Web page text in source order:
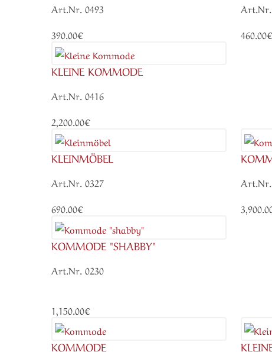
Art.Nr. 0493
390.00€
Art.Nr.
460.00€
KLEINE KOMMODE
Art.Nr. 0416
2,200.00€
KLEINMÖBEL
Art.Nr. 0327
690.00€
Art.Nr.
KOMMODE "SHABBY"
Art.Nr. 0230
1,150.00€
KOMMODE